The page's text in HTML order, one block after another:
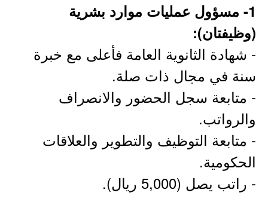
1- مسؤول عمليات موارد بشرية
(وظيفتان):
- شهادة الثانوية العامة فأعلى مع خبرة
سنة في مجال ذات صلة.
- متابعة سجل الحضور والانصراف
والرواتب.
- متابعة التوظيف والتطوير والعلاقات
الحكومية.
- راتب يصل (5,000 ريال).